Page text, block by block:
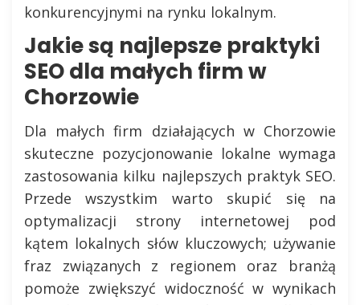
konkurencyjnymi na rynku lokalnym.
Jakie są najlepsze praktyki
SEO dla małych firm w
Chorzowie
Dla małych firm działających w Chorzowie
skuteczne pozycjonowanie lokalne wymaga
zastosowania kilku najlepszych praktyk SEO.
Przede wszystkim warto skupić się na
optymalizacji strony internetowej pod
kątem lokalnych słów kluczowych; używanie
fraz związanych z regionem oraz branżą
pomoże zwiększyć widoczność w wynikach